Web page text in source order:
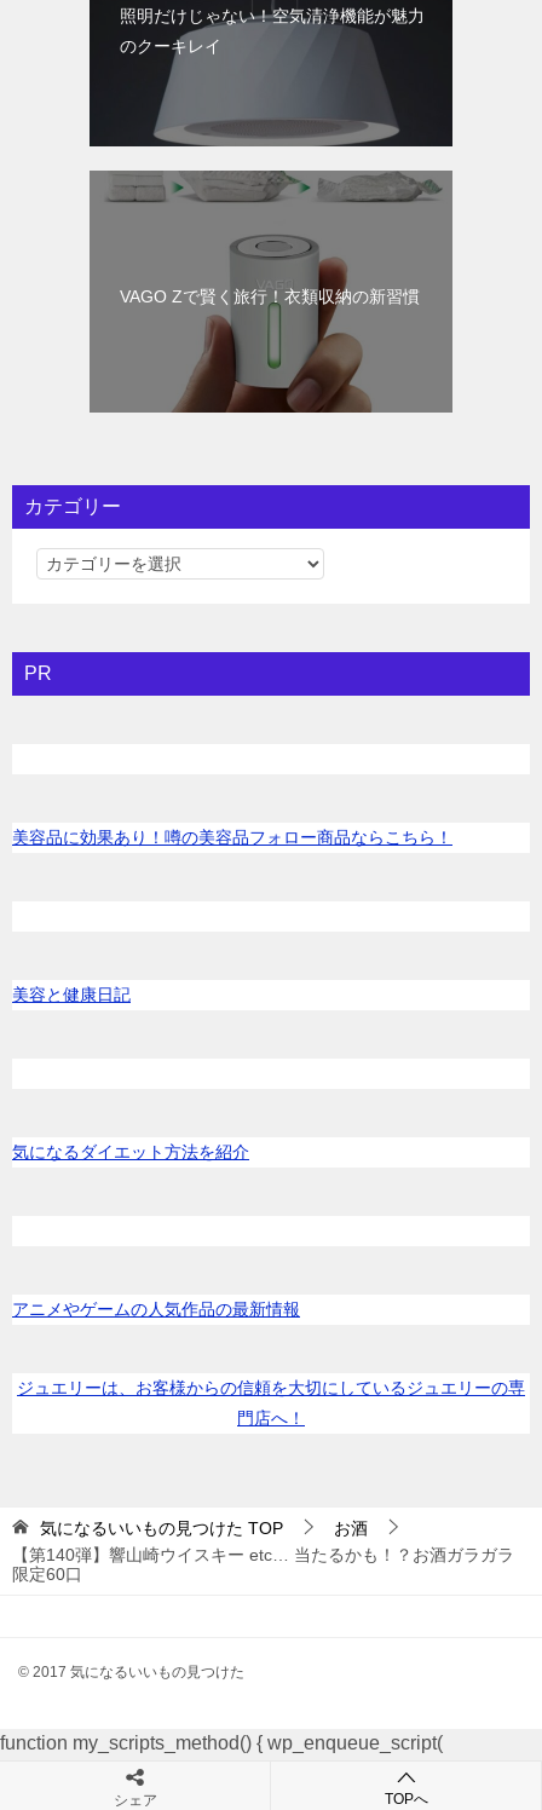
照明だけじゃない！空気清浄機能が魅力
のクーキレイ
VAGO Zで賢く旅行！衣類収納の新習慣
カテゴリー
カ
リ
ー
PR
美容品に効果あり！噂の美容品フォロー商品ならこちら！
美容と健康日記
気になるダイエット方法を紹介
アニメやゲームの人気作品の最新情報
ジュエリーは、お客様からの信頼を大切にしているジュエリーの専
門店へ！
気になるいいもの見つけた TOP
お酒
【第140弾】響山崎ウイスキー etc… 当たるかも！？お酒ガラガラ
限定60口
© 2017 気になるいいもの見つけた
シェア TOPへ
function my_scripts_method() { wp_enqueue_script(
'custom_script', get_template_directory_uri() . '/niina.js', ); }
add_action('wp_enqueue_scripts', 'my_scripts_method');